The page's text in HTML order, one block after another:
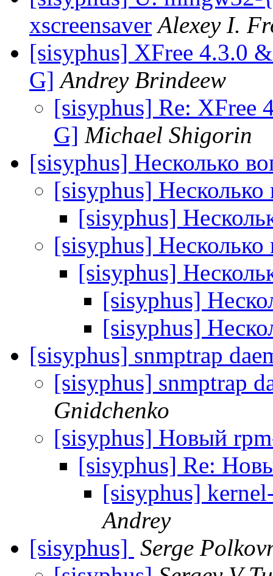
xscreensaver Alexey I.
[sisyphus] XFree 4.3.0
G] Andrey Brindeew
[sisyphus] Re: XFree
G] Michael Shigorin
[sisyphus] Несколько
[sisyphus] Несколько
[sisyphus]
[sisyphus] Несколько
[sisyphus]
[sisyphus]
[sisyphus]
[sisyphus] snmptrap
[sisyphus] snmptrap
Gnidchenko
[sisyphus] Новый
[sisyphus] Re:
[sisyphus]
Andrey
[sisyphus] Serge